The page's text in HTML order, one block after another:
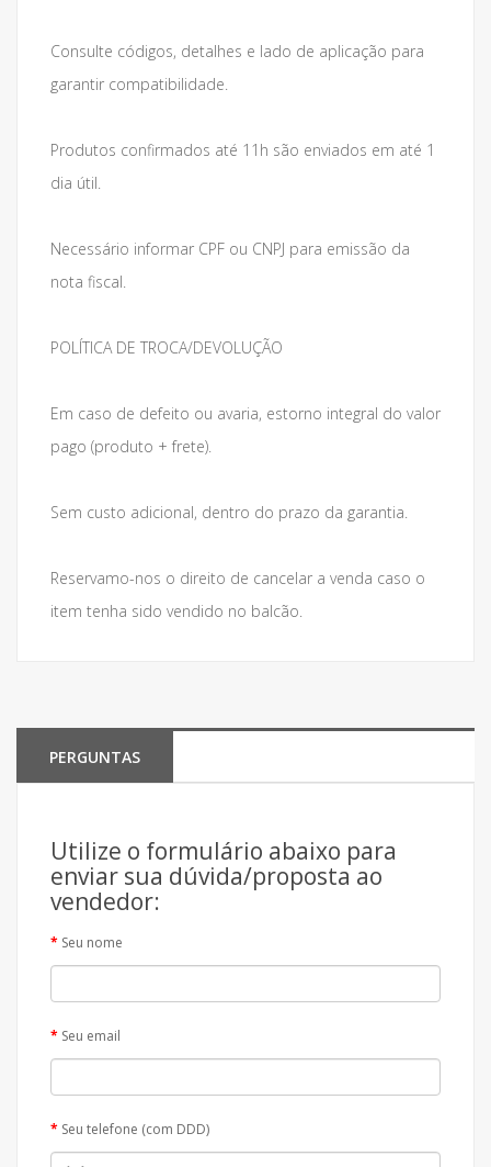
Consulte códigos, detalhes e lado de aplicação para
garantir compatibilidade.
Produtos confirmados até 11h são enviados em até 1
dia útil.
Necessário informar CPF ou CNPJ para emissão da
nota fiscal.
POLÍTICA DE TROCA/DEVOLUÇÃO
Em caso de defeito ou avaria, estorno integral do valor
pago (produto + frete).
Sem custo adicional, dentro do prazo da garantia.
Reservamo-nos o direito de cancelar a venda caso o
item tenha sido vendido no balcão.
PERGUNTAS
Utilize o formulário abaixo para
enviar sua dúvida/proposta ao
vendedor:
Seu nome
Seu email
Seu telefone (com DDD)